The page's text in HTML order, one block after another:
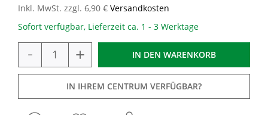
Inkl. MwSt. zzgl. 6,90 € Versandkosten
Sofort verfügbar, Lieferzeit ca. 1 - 3 Werktage
- + IN DEN WARENKORB
IN IHREM CENTRUM VERFÜGBAR?